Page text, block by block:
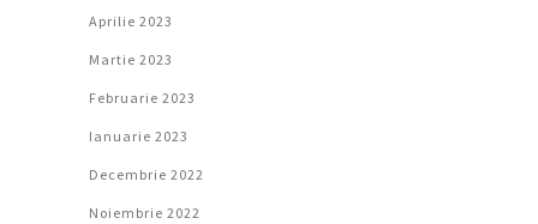
Aprilie 2023
Martie 2023
Februarie 2023
Ianuarie 2023
Decembrie 2022
Noiembrie 2022